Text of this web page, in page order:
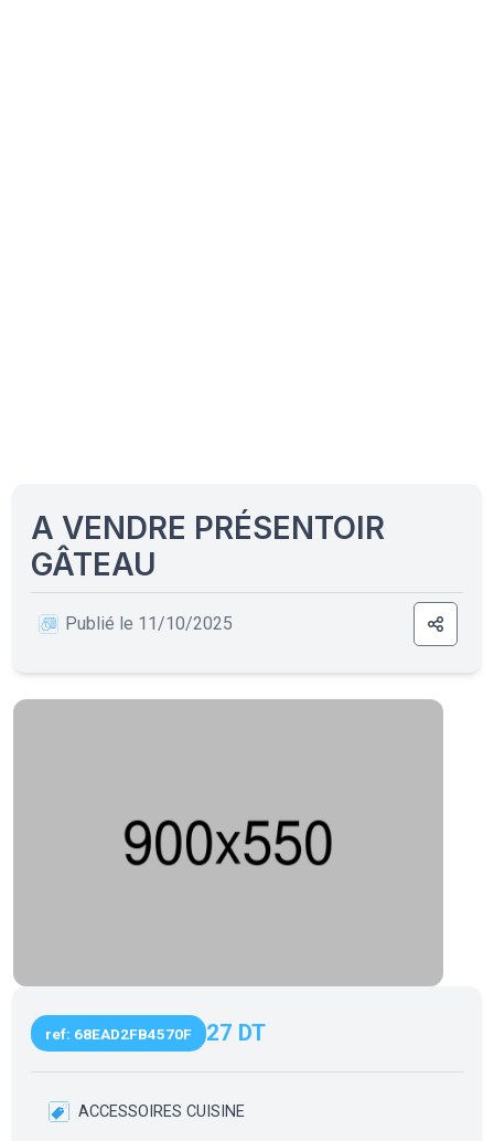
A VENDRE PRÉSENTOIR
GÂTEAU
Publié le 11/10/2025
ref: 68EAD2FB4570F 27 DT
ACCESSOIRES CUISINE